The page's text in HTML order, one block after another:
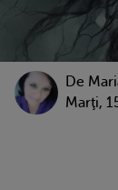
De
Marţi,